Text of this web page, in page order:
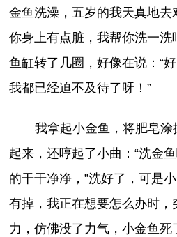
金鱼洗澡，五岁的我天真地去
你身上有点脏，我帮你洗一洗
鱼缸转了几圈，好像在说：“
我都已经迫不及待了呀！”
我拿起小金鱼，将肥皂
起来，还哼起了小曲：“洗金
的干干净净，”洗好了，可是
有掉，我正在想要怎么办时
力，仿佛没了力气，小金鱼